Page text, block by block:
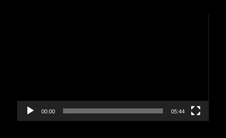
ー
00:00 05:44